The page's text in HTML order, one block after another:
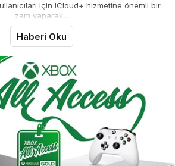
için iCloud+ hizmetine önemli bir
zam yaparak...
Haberi Oku